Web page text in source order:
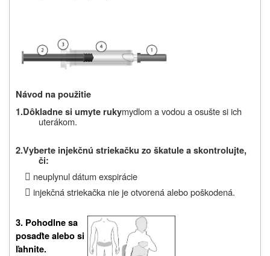
Návod na použitie
1.Dôkladne si umyte rukymydlom a vodou a osušte si ich
uterákom.
2.Vyberte injekčnú striekačku zo škatule a skontrolujte,
či:
 neuplynul dátum exspirácie
 injekčná striekačka nie je otvorená alebo poškodená.
3. Pohodlne sa
posaďte alebo si
ľahnite.